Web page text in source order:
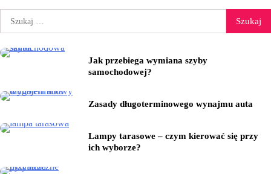
Jak przebiega wymiana szyby
samochodowej?
Zasady długoterminowego wynajmu auta
Lampy tarasowe – czym kierować się przy
ich wyborze?